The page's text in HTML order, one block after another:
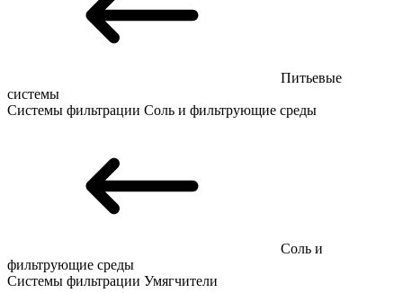
Питьевые
системы
Системы фильтрации Соль и фильтрующие среды
Соль и
фильтрующие среды
Системы фильтрации Умягчители